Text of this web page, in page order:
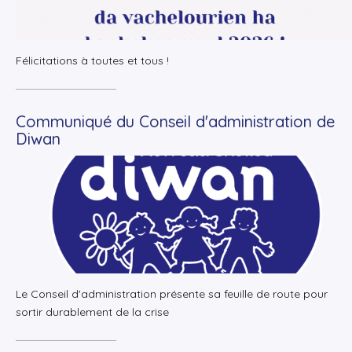
Félicitations à toutes et tous !
Communiqué du Conseil d'administration de
Diwan
+ Lire la suite
Le Conseil d'administration présente sa feuille de route pour
sortir durablement de la crise